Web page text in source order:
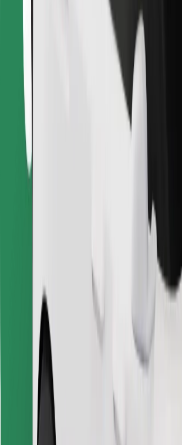
Finn yndlingsmaten din!
Last ned Bolt Food-appen